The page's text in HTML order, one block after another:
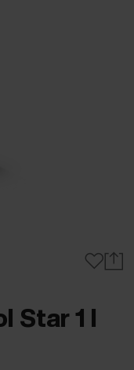
Star 1 l